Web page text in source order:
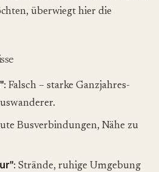
überwiegt hier die
: Falsch – starke Ganzjahres-
Busverbindungen, Nähe zu
: Strände, ruhige Umgebung